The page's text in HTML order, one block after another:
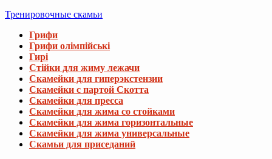
Тренировочные скамьи
Грифи
Грифи олімпійські
Гирі
Стійки для жиму лежачи
Скамейки для гиперэкстензии
Скамейки с партой Скотта
Скамейки для пресса
Скамейки для жима со стойками
Скамейки для жима горизонтальные
Скамейки для жима универсальные
Скамьи для приседаний